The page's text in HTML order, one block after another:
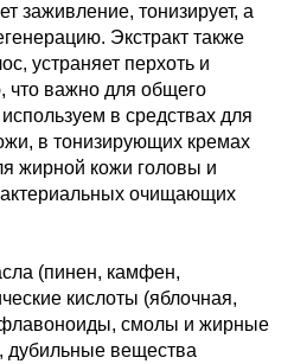
заживление, тонизирует, а
Экстракт также
устраняет перхоть и
что важно для общего
в средствах для
в тонизирующих кремах
жирной кожи головы и
очищающих
(пинен, камфен,
кислоты (яблочная,
флавоноиды, смолы и жирные
дубильные вещества